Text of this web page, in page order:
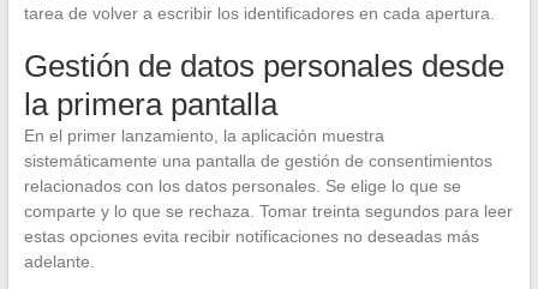
tarea de volver a escribir los identificadores en cada apertura.
Gestión de datos personales desde
la primera pantalla
En el primer lanzamiento, la aplicación muestra
sistemáticamente una pantalla de gestión de consentimientos
relacionados con los datos personales. Se elige lo que se
comparte y lo que se rechaza. Tomar treinta segundos para leer
estas opciones evita recibir notificaciones no deseadas más
adelante.